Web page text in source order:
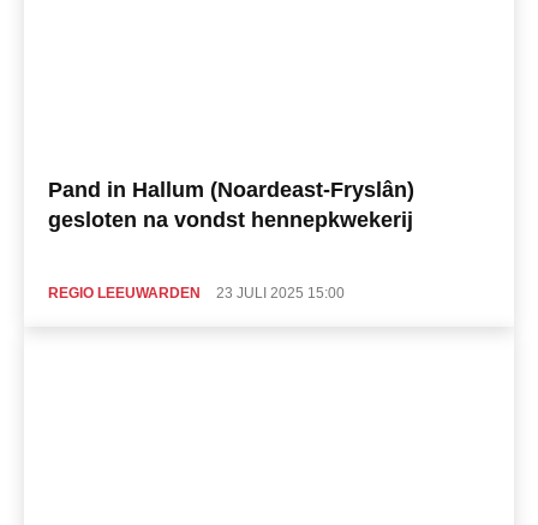
Pand in Hallum (Noardeast-Fryslân)
gesloten na vondst hennepkwekerij
REGIO LEEUWARDEN 23 JULI 2025 15:00